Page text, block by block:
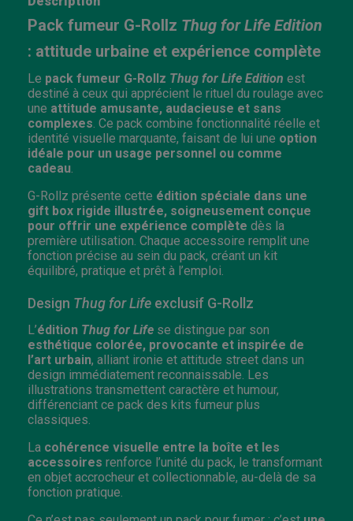
Pack fumeur G-Rollz Thug for Life Edition
: attitude urbaine et expérience complète
Le pack fumeur G-Rollz Thug for Life Edition est
destiné à ceux qui apprécient le rituel du roulage avec
une attitude amusante, audacieuse et sans
complexes . Ce pack combine fonctionnalité réelle et
identité visuelle marquante, faisant de lui une option
idéale pour un usage personnel ou comme
cadeau
G-Rollz présente cette édition spéciale dans une
gift box rigide illustrée, soigneusement conçue
pour offrir une expérience complète dès la
première utilisation. Chaque accessoire remplit une
fonction précise au sein du pack, créant un kit
équilibré, pratique et prêt à l’emploi.
Design Thug for Life exclusif G-Rollz
L’édition Thug for Life se distingue par son
esthétique colorée, provocante et inspirée de
l’art urbain, alliant ironie et attitude street dans un
design immédiatement reconnaissable. Les
illustrations transmettent caractère et humour,
différenciant ce pack des kits fumeur plus
classiques.
La cohérence visuelle entre la boîte et les
accessoires renforce l’unité du pack, le transformant
en objet accrocheur et collectionnable, au-delà de sa
fonction pratique.